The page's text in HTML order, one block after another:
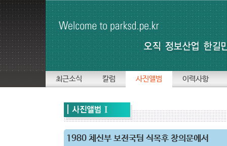
최근소식 칼럼 사진앨범 이력사항
1980 체신부 보전국팀 식목후 창의문에서